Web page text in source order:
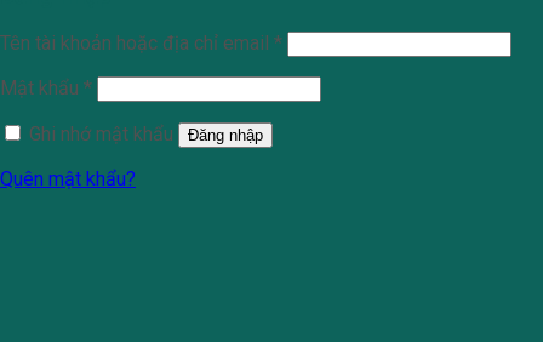
Tên tài khoản hoặc địa chỉ email *
Mật khẩu *
Ghi nhớ mật khẩu
Đăng nhập
Quên mật khẩu?